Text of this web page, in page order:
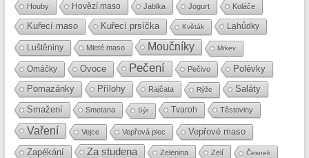
Houby Hovězí maso Jablka Jogurt Koláče
Kuřecí maso Kuřecí prsíčka Květák Lahůdky
Luštěniny Mleté maso Moučníky Mrkev
Omáčky Ovoce Pečení Pečivo Polévky
Pomazánky Přílohy Rajčata Rýže
Saláty
Smažení
Smetana Sýr Tvaroh Těstoviny
Vaření Vejce Vepřová plec
Vepřové maso
Zapékání
Za studena Zelenina Zelí Česnek